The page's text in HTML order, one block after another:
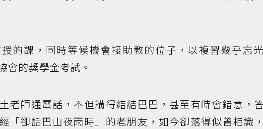
的課，同時等候機會接助教的位子，以複習幾乎忘
會的獎學金考試。
老師通電話，不但講得結結巴巴，甚至有時會錯意，
「卻話巴山夜雨時」的老朋友，如今卻落得似曾相識